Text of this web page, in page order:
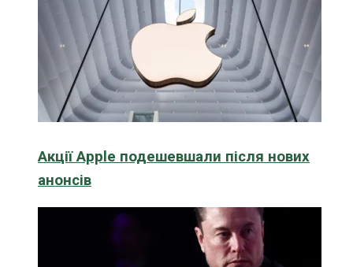
Акції Apple подешевшали після нових
анонсів